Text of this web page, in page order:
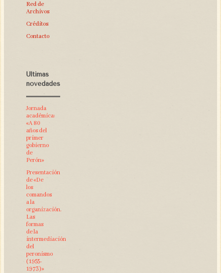
Red de
Archivos
Créditos
Contacto
Últimas
novedades
Jornada
académica:
«A 80
años del
primer
gobierno
de
Perón»
Presentación
de «De
los
comandos
a la
organización.
Las
formas
de la
intermediación
del
peronismo
(1955-
1973)»